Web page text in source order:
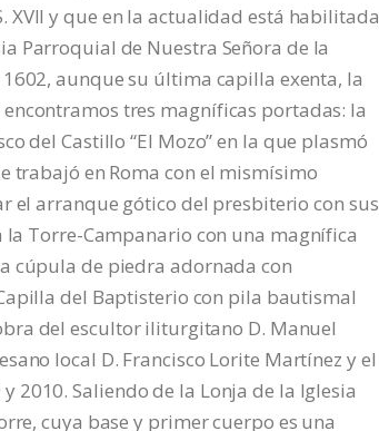
XVII y que en la actualidad está habilitada
Parroquial de Nuestra Señora de la
aunque su última capilla exenta, la
tres magníficas portadas: la
del Castillo “El Mozo” en la que plasmó
trabajó en Roma con el mismísimo
el arranque gótico del presbiterio con sus
Torre-Campanario con una magnífica
cúpula de piedra adornada con
del Baptisterio con pila bautismal
del escultor iliturgitano D. Manuel
local D. Francisco Lorite Martínez y el
2010. Saliendo de la Lonja de la Iglesia
cuya base y primer cuerpo es una